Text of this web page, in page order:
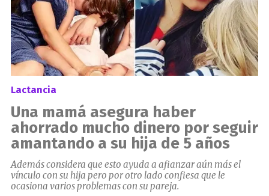
Lactancia
Una mamá asegura haber
ahorrado mucho dinero por seguir
amantando a su hija de 5 años
Además considera que esto ayuda a afianzar aún más el
vínculo con su hija pero por otro lado confiesa que le
ocasiona varios problemas con su pareja.